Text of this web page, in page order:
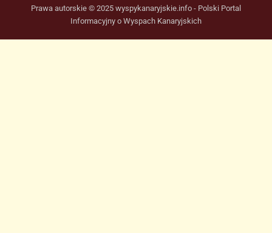
Prawa autorskie © 2025 wyspykanaryjskie.info - Polski Portal
Informacyjny o Wyspach Kanaryjskich